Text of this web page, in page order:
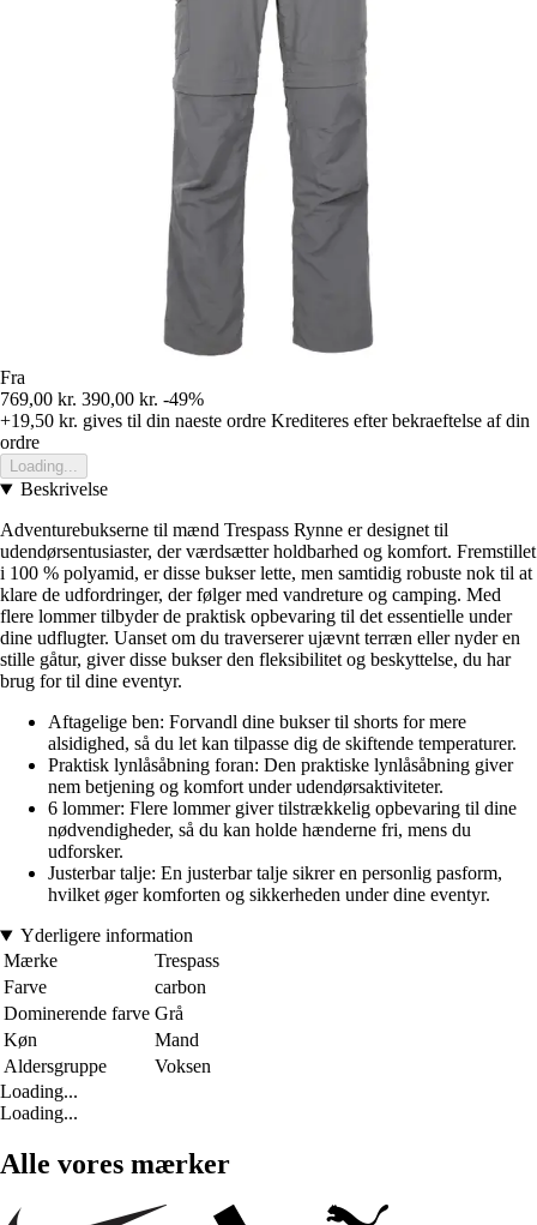
Fra
769,00 kr. 390,00 kr. -49%
+19,50 kr. gives til din naeste ordre Krediteres efter bekraeftelse af din
ordre
Loading...
Beskrivelse
Adventurebukserne til mænd Trespass Rynne er designet til
udendørsentusiaster, der værdsætter holdbarhed og komfort. Fremstillet
i 100 % polyamid, er disse bukser lette, men samtidig robuste nok til at
klare de udfordringer, der følger med vandreture og camping. Med
flere lommer tilbyder de praktisk opbevaring til det essentielle under
dine udflugter. Uanset om du traverserer ujævnt terræn eller nyder en
stille gåtur, giver disse bukser den fleksibilitet og beskyttelse, du har
brug for til dine eventyr.
Aftagelige ben: Forvandl dine bukser til shorts for mere
alsidighed, så du let kan tilpasse dig de skiftende temperaturer.
Praktisk lynlåsåbning foran: Den praktiske lynlåsåbning giver
nem betjening og komfort under udendørsaktiviteter.
6 lommer: Flere lommer giver tilstrækkelig opbevaring til dine
nødvendigheder, så du kan holde hænderne fri, mens du
udforsker.
Justerbar talje: En justerbar talje sikrer en personlig pasform,
hvilket øger komforten og sikkerheden under dine eventyr.
Yderligere information
Mærke
Trespass
Farve
carbon
Dominerende farve Grå
Køn
Mand
Aldersgruppe
Voksen
Loading...
Loading...
Alle vores mærker